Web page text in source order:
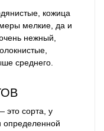
кожица
мелкие, да и
нежный,
среднего.
это сорта, у
определенной